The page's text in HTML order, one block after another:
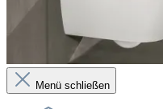
Menü schließen